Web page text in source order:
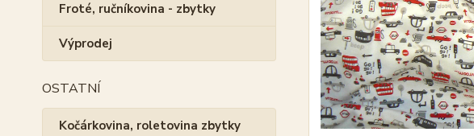
Froté, ručníkovina - zbytky
Výprodej
OSTATNÍ
Kočárkovina, roletovina zbytky